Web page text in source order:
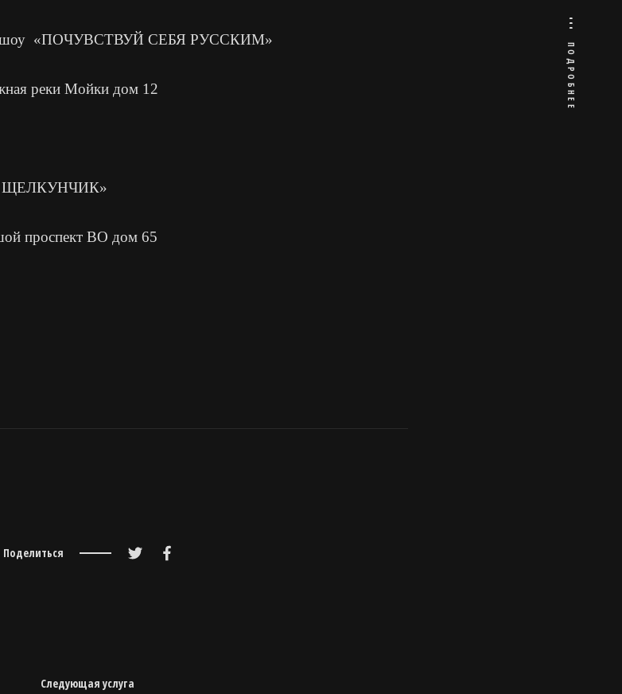
«ПОЧУВСТВУЙ СЕБЯ РУССКИМ»
реки Мойки дом 12
« ЩЕЛКУНЧИК»
проспект ВО дом 65
Поделиться
Следующая услуга
ПОДРОБНЕЕ